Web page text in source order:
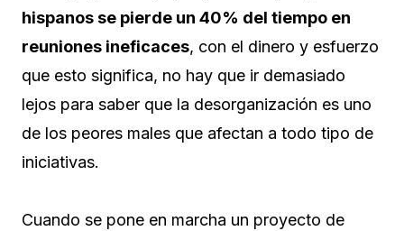
hispanos se pierde un 40% del tiempo en
reuniones ineficaces, con el dinero y esfuerzo
que esto significa, no hay que ir demasiado
lejos para saber que la desorganización es uno
de los peores males que afectan a todo tipo de
iniciativas.
Cuando se pone en marcha un proyecto de